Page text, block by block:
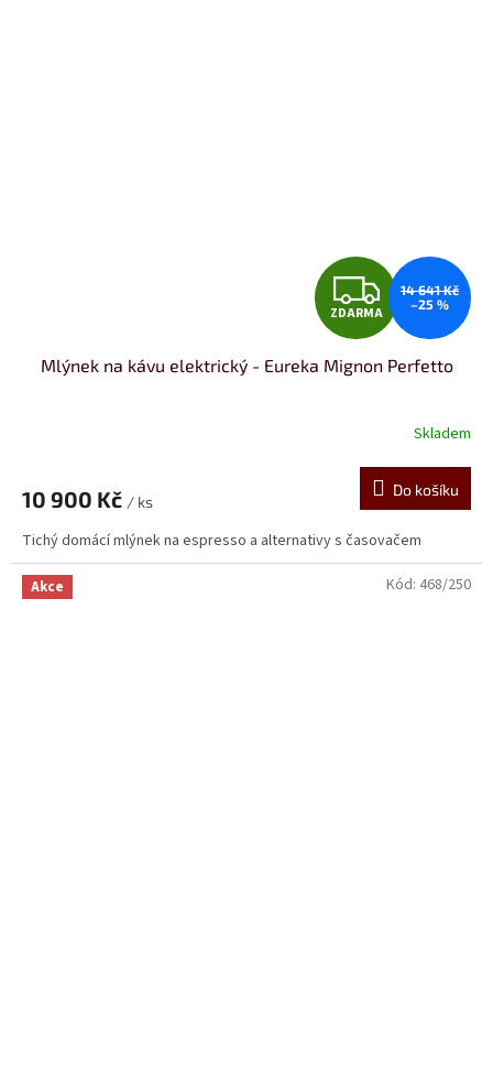
Z
D
A
M
A
ZDARMA
14 641 Kč
–25 %
Mlýnek na kávu elektrický - Eureka Mignon Perfetto
Skladem
10 900 Kč / ks
Do košíku
Tichý domácí mlýnek na espresso a alternativy s časovačem
Akce Kód: 468/250